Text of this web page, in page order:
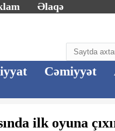
Əlaqə
Cəmiyyət
ilk oyuna